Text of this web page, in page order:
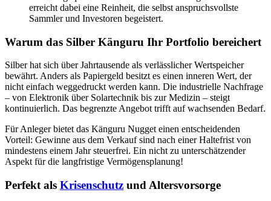
erreicht dabei eine Reinheit, die selbst anspruchsvollste
Sammler und Investoren begeistert.
Warum das Silber Känguru Ihr Portfolio bereichert
Silber hat sich über Jahrtausende als verlässlicher Wertspeicher
bewährt. Anders als Papiergeld besitzt es einen inneren Wert, der
nicht einfach weggedruckt werden kann. Die industrielle Nachfrage
– von Elektronik über Solartechnik bis zur Medizin – steigt
kontinuierlich. Das begrenzte Angebot trifft auf wachsenden Bedarf.
Für Anleger bietet das Känguru Nugget einen entscheidenden
Vorteil: Gewinne aus dem Verkauf sind nach einer Haltefrist von
mindestens einem Jahr steuerfrei. Ein nicht zu unterschätzender
Aspekt für die langfristige Vermögensplanung!
Perfekt als Krisenschutz und Altersvorsorge